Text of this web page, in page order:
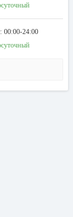
00:00-24:00